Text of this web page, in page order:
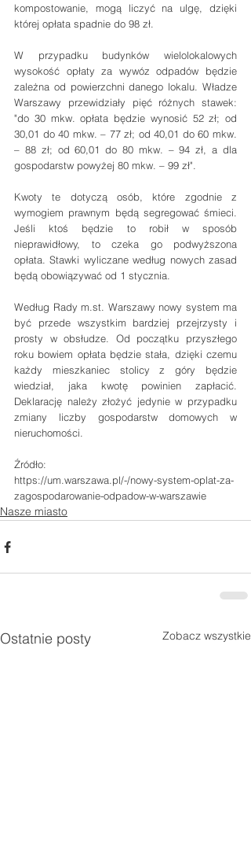
kompostowanie, mogą liczyć na ulgę, dzięki
której opłata spadnie do 98 zł.
W przypadku budynków wielolokalowych
wysokość opłaty za wywóz odpadów będzie
zależna od powierzchni danego lokalu. Władze
Warszawy przewidziały pięć różnych stawek:
"do 30 mkw. opłata będzie wynosić 52 zł; od
30,01 do 40 mkw. – 77 zł; od 40,01 do 60 mkw.
– 88 zł; od 60,01 do 80 mkw. – 94 zł, a dla
gospodarstw powyżej 80 mkw. – 99 zł".
Kwoty te dotyczą osób, które zgodnie z
wymogiem prawnym będą segregować śmieci.
Jeśli ktoś będzie to robił w sposób
nieprawidłowy, to czeka go podwyższona
opłata. Stawki wyliczane według nowych zasad
będą obowiązywać od 1 stycznia.
Według Rady m.st. Warszawy nowy system ma
być przede wszystkim bardziej przejrzysty i
prosty w obsłudze. Od początku przyszłego
roku bowiem opłata będzie stała, dzięki czemu
każdy mieszkaniec stolicy z góry będzie
wiedział, jaka kwotę powinien zapłacić.
Deklarację należy złożyć jedynie w przypadku
zmiany liczby gospodarstw domowych w
nieruchomości.
Źródło:
https://um.warszawa.pl/-/nowy-system-oplat-za-
zagospodarowanie-odpadow-w-warszawie
Nasze miasto
Ostatnie posty Zobacz wszystkie